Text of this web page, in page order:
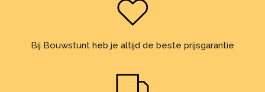
Bij Bouwstunt heb je altijd de beste prijsgarantie